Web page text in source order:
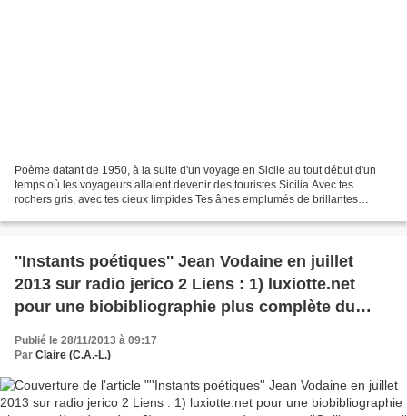
Poème datant de 1950, à la suite d'un voyage en Sicile au tout début d'un
temps où les voyageurs allaient devenir des touristes Sicilia Avec tes
rochers gris, avec tes cieux limpides Tes ânes emplumés de brillantes
''Instants poétiques'' Jean Vodaine en juillet
2013 sur radio jerico 2 Liens : 1) luxiotte.net
pour une biobibliographie plus complète du
poète; 2) gazogene.wordpress.com ''Oeillets
rouges'' pour les 70 ans de Jean Vodaine
Publié le 28/11/2013 à 09:17
Par Claire (C.A.-L.)